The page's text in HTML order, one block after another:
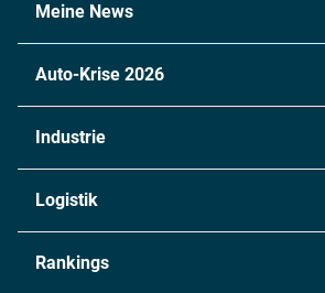
Meine News
Auto-Krise 2026
Industrie
Chemie
Logistik
Rankings